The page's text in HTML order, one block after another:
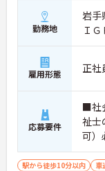
勤務地
岩手
Ｉ
雇用形態 正社
応募要件
■社
祉士
可）
駅から徒歩10分以内 車